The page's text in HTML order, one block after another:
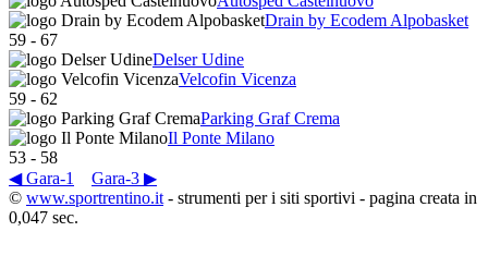
Drain by Ecodem Alpobasket
59 - 67
Delser Udine
Velcofin Vicenza
59 - 62
Parking Graf Crema
Il Ponte Milano
53 - 58
◀ Gara-1
Gara-3 ▶
© www.sportrentino.it - strumenti per i siti sportivi - pagina creata in
0,047 sec.